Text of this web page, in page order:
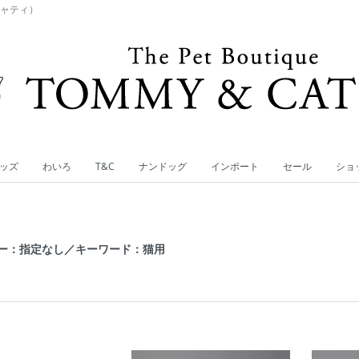
ティ）
ズ わいろ T&C ナンドッグ インポート セール ショ
：指定なし／キーワード：猫用